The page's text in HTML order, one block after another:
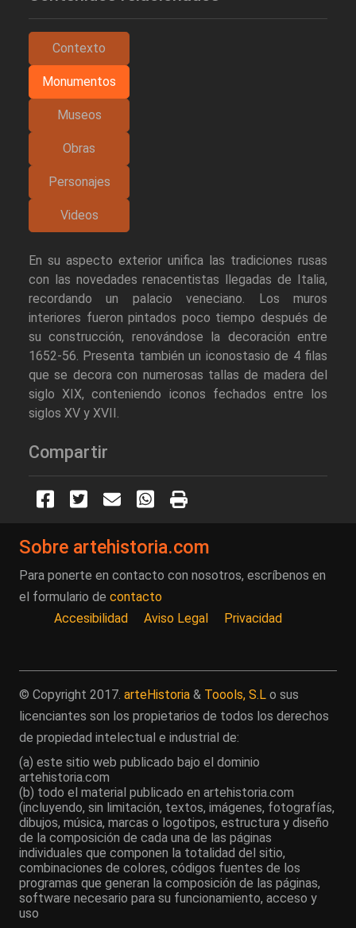
Contexto
Monumentos
Museos
Obras
Personajes
Videos
En su aspecto exterior unifica las tradiciones rusas
con las novedades renacentistas llegadas de Italia,
recordando un palacio veneciano. Los muros
interiores fueron pintados poco tiempo después de
su construcción, renovándose la decoración entre
1652-56. Presenta también un iconostasio de 4 filas
que se decora con numerosas tallas de madera del
siglo XIX, conteniendo iconos fechados entre los
siglos XV y XVII.
Compartir
Sobre artehistoria.com
Para ponerte en contacto con nosotros, escríbenos en
el formulario de contacto
Accesibilidad
Aviso Legal Privacidad
© Copyright 2017. arteHistoria & Toools, S.L o sus
licenciantes son los propietarios de todos los derechos
de propiedad intelectual e industrial de:
(a) este sitio web publicado bajo el dominio
artehistoria.com
(b) todo el material publicado en artehistoria.com
(incluyendo, sin limitación, textos, imágenes, fotografías,
dibujos, música, marcas o logotipos, estructura y diseño
de la composición de cada una de las páginas
individuales que componen la totalidad del sitio,
combinaciones de colores, códigos fuentes de los
programas que generan la composición de las páginas,
software necesario para su funcionamiento, acceso y
uso